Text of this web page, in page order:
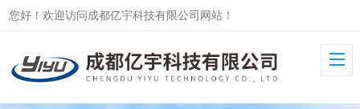
您好！欢迎访问成都亿宇科技有限公司网站！